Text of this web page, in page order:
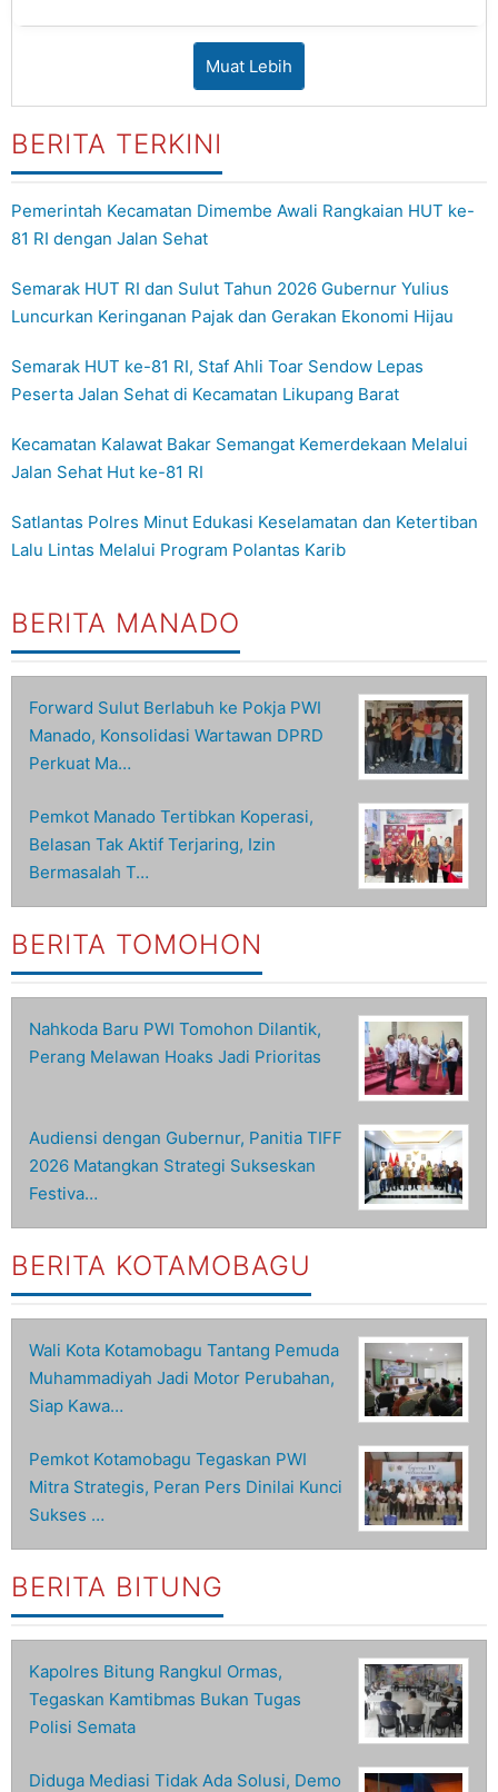
Muat Lebih
BERITA TERKINI
Pemerintah Kecamatan Dimembe Awali Rangkaian HUT ke-
81 RI dengan Jalan Sehat
Semarak HUT RI dan Sulut Tahun 2026 Gubernur Yulius
Luncurkan Keringanan Pajak dan Gerakan Ekonomi Hijau
Semarak HUT ke-81 RI, Staf Ahli Toar Sendow Lepas
Peserta Jalan Sehat di Kecamatan Likupang Barat
Kecamatan Kalawat Bakar Semangat Kemerdekaan Melalui
Jalan Sehat Hut ke-81 RI
Satlantas Polres Minut Edukasi Keselamatan dan Ketertiban
Lalu Lintas Melalui Program Polantas Karib
BERITA MANADO
Forward Sulut Berlabuh ke Pokja PWI
Manado, Konsolidasi Wartawan DPRD
Perkuat Ma…
Pemkot Manado Tertibkan Koperasi,
Belasan Tak Aktif Terjaring, Izin
Bermasalah T…
BERITA TOMOHON
Nahkoda Baru PWI Tomohon Dilantik,
Perang Melawan Hoaks Jadi Prioritas
Audiensi dengan Gubernur, Panitia TIFF
2026 Matangkan Strategi Sukseskan
Festiva…
BERITA KOTAMOBAGU
Wali Kota Kotamobagu Tantang Pemuda
Muhammadiyah Jadi Motor Perubahan,
Siap Kawa…
Pemkot Kotamobagu Tegaskan PWI
Mitra Strategis, Peran Pers Dinilai Kunci
Sukses …
BERITA BITUNG
Kapolres Bitung Rangkul Ormas,
Tegaskan Kamtibmas Bukan Tugas
Polisi Semata
Diduga Mediasi Tidak Ada Solusi, Demo